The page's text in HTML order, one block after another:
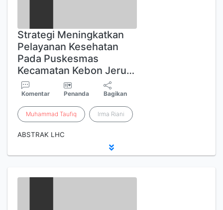
Strategi Meningkatkan
Pelayanan Kesehatan
Pada Puskesmas
Kecamatan Kebon Jeru…
Komentar Penanda Bagikan
Muhammad Taufiq Irma Riani
ABSTRAK LHC